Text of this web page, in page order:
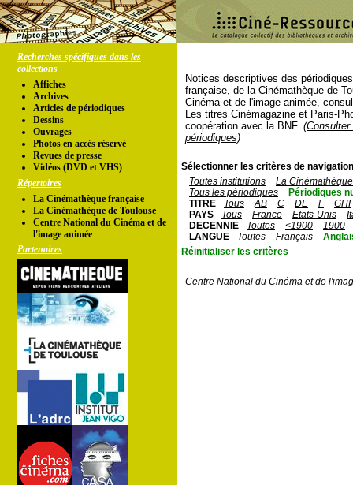
Recherches spécifiques dans les
collections
Affiches
Archives
Articles de périodiques
Dessins
Ouvrages
Photos en accés réservé
Revues de presse
Vidéos (DVD et VHS)
Répertoires
La Cinémathèque française
La Cinémathèque de Toulouse
Centre National du Cinéma et de
l'image animée
Partenaires
Notices descriptives des
française, de la Cinémathèque de
Cinéma et de l'image animée,
Les titres Cinémagazine et Paris-
coopération avec la BNF.
périodiques)
Sélectionner les critères de
Toutes institutions
La
Tous les périodiques
Périodiques
TITRE
Tous AB C DE F
GHI
PAYS
Tous France Etats-Unis
DECENNIE
Toutes <1900
1900
LANGUE
Toutes Français
Réinitialiser les critères
Centre National du Cinéma et de